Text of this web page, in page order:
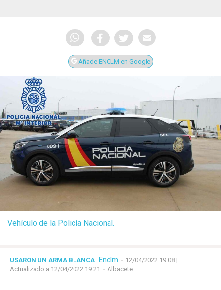
Añade ENCLM en Google
Vehículo de la Policía Nacional.
USARON UN ARMA BLANCA Enclm - 12/04/2022 19:08 |
Actualizado a 12/04/2022 19:21 - Albacete